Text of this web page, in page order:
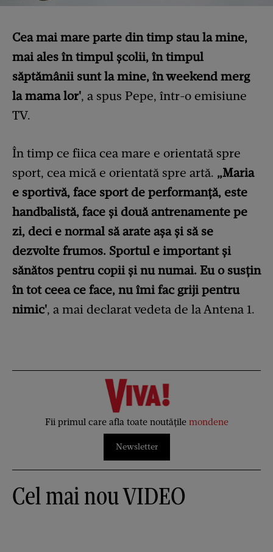
Cea mai mare parte din timp stau la mine,
mai ales în timpul școlii, în timpul
săptămânii sunt la mine, în weekend merg
la mama lor', a spus Pepe, într-o emisiune
TV.
În timp ce fiica cea mare e orientată spre
sport, cea mică e orientată spre artă. „Maria
e sportivă, face sport de performanță, este
handbalistă, face și două antrenamente pe
zi, deci e normal să arate așa și să se
dezvolte frumos. Sportul e important și
sănătos pentru copii și nu numai. Eu o susțin
în tot ceea ce face, nu îmi fac griji pentru
nimic', a mai declarat vedeta de la Antena 1.
Fii primul care afla toate noutățile mondene
Newsletter
Cel mai nou VIDEO